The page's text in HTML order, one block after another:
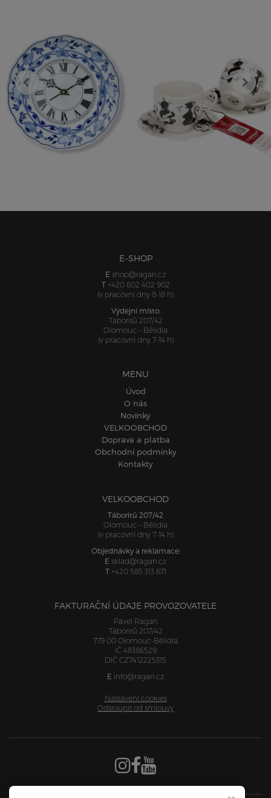
E–SHOP
E shop@ragan.cz
T +420 602 402 902
(v pracovní dny 8-18 h)
Výdejní místo:
Táboritů 207/42
Olomouc – Bělidla
(v pracovní dny 7-14 h)
MENU
Úvod
O nás
Novinky
VELKOOBCHOD
Doprava a platba
Obchodní podmínky
Kontakty
VELKOOBCHOD
Táboritů 207/42
Olomouc – Bělidla
(v pracovní dny 7-14 h)
Objednávky a reklamace:
E sklad@ragan.cz
T +420 585 313 671
FAKTURAČNÍ ÚDAJE PROVOZOVATELE
Pavel Ragan
Táboritů 207/42
779 00 Olomouc-Bělidla
IČ 48386529
DIČ CZ7412225315
E info@ragan.cz
Nastavení cookies
Odstoupit od smlouvy